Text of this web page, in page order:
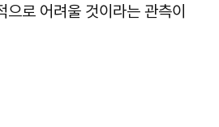
로 어려울 것이라는 관측이